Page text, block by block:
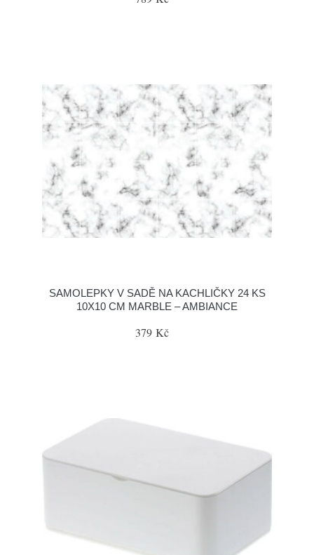
SAMOLEPKY V SADĚ NA KACHLIČKY 24 KS
10X10 CM MARBLE – AMBIANCE
379 Kč